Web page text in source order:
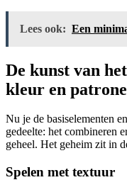
Lees ook: Een
De kunst van
kleur en
Nu je de basiselementen
gedeelte: het combineren
geheel. Het geheim zit in
Spelen met textuur